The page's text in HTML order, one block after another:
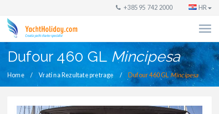
+385 95 742 2000 HR
Dufour 460 GL Mincipesa
Home Vrati na Rezultate pretrage Dufour 460 GL Mincipesa